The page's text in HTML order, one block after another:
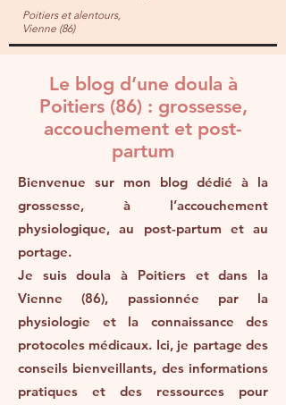
Poitiers et alentours,
Vienne (86)
Le blog d’une doula à
Poitiers (86) : grossesse,
accouchement et post-
partum
Bienvenue sur mon blog dédié à la
grossesse, à l’accouchement
physiologique, au post-partum et au
portage.
Je suis doula à Poitiers et dans la
Vienne (86), passionnée par la
physiologie et la connaissance des
protocoles médicaux. Ici, je partage des
conseils bienveillants, des informations
pratiques et des ressources pour